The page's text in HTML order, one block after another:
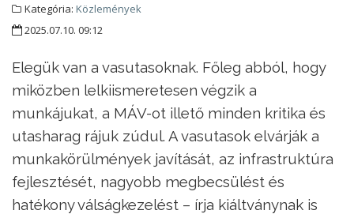
Kategória: Közlemények
2025.07.10. 09:12
Elegük van a vasutasoknak. Főleg abból, hogy
miközben lelkiismeretesen végzik a
munkájukat, a MÁV-ot illető minden kritika és
utasharag rájuk zúdul. A vasutasok elvárják a
munkakörülmények javítását, az infrastruktúra
fejlesztését, nagyobb megbecsülést és
hatékony válságkezelést – írja kiáltványnak is